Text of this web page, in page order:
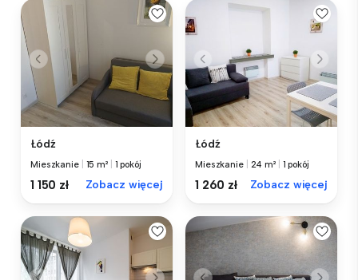
Łódź
Mieszkanie 15 m² 1 pokój
1 150 zł Zobacz więcej
Łódź
Mieszkanie 24 m² 1 pokój
1 260 zł Zobacz więcej